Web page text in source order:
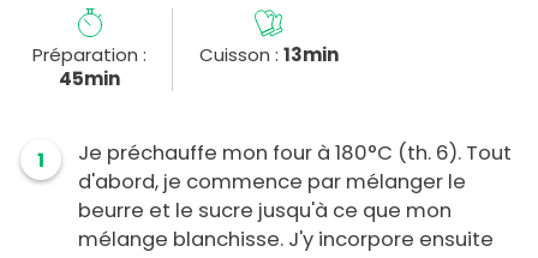
Préparation :
45min
Cuisson : 13min
1
Je préchauffe mon four à 180°C (th. 6). Tout
d'abord, je commence par mélanger le
beurre et le sucre jusqu'à ce que mon
mélange blanchisse. J'y incorpore ensuite